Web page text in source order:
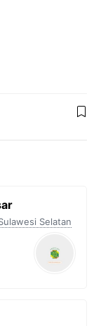
Selatan